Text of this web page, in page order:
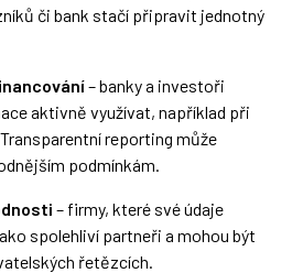
či bank stačí připravit jednotný
– banky a investoři
aktivně využívat, například při
reporting může
podmínkám.
– firmy, které své údaje
spolehliví partneři a mohou být
řetězcích.